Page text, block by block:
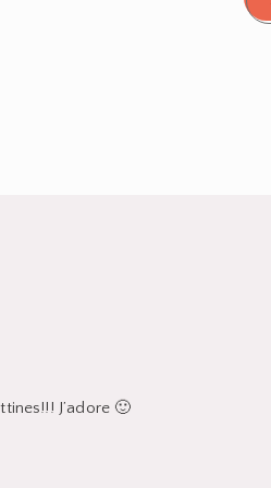
J’adore 🙂